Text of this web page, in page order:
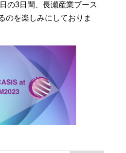
の3日間、長瀬産業ブース
のを楽しみにしておりま